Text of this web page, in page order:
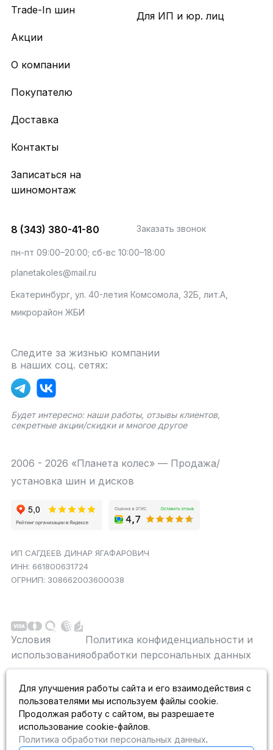
Trade-In шин
Акции
Для ИП и юр. лиц
О компании
Покупателю
Доставка
Контакты
Записаться на
шиномонтаж
8 (343) 380-41-80 Заказать звонок
пн-пт 09:00–20:00; сб-вс 10:00–18:00
planetakoles@mail.ru
Екатеринбург, ул. 40-летия Комсомола, 32Б, лит.А,
микрорайон ЖБИ
Следите за жизнью компании
в наших соц. сетях:
Будет интересно: наши работы, отзывы клиентов,
секретные акции/скидки и многое другое
2006 - 2026 «Планета колес» — Продажа/
установка шин и дисков
ИП САГДЕЕВ ДИНАР ЯГАФАРОВИЧ
ИНН: 661800631724
ОГРНИП: 308662003600038
Условия
использования
Политика конфиденциальности и
обработки персональных данных
публичной офертой не является. На данном
информационном ресурсе применяются
рекомендательные технологии.
Для улучшения работы сайта и его взаимодействия с
пользователями мы используем файлы cookie.
Продолжая работу с сайтом, вы разрешаете
использование cookie-файлов.
Политика обработки персональных данных.